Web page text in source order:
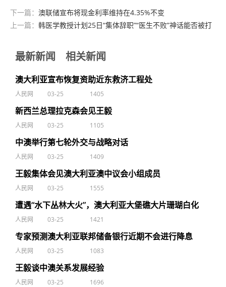
下一篇： 澳联储宣布将现金利率维持在4.35%不变
上一篇： 韩医学教授计划25日“集体辞职”“医生不败”神话能否被打
最新新闻 相关新闻
澳大利亚宣布恢复资助近东救济工程处
人民网 03-25 1405
新西兰总理拉克森会见王毅
人民网 03-25 1105
中澳举行第七轮外交与战略对话
人民网 03-25 1409
王毅集体会见澳大利亚澳中议会小组成员
人民网 03-25 1555
遭遇“水下丛林大火”，澳大利亚大堡礁大片珊瑚白化
人民网 03-25 1421
专家预测澳大利亚联邦储备银行近期不会进行降息
人民网 03-25 1083
王毅谈中澳关系发展经验
人民网 03-25 1696